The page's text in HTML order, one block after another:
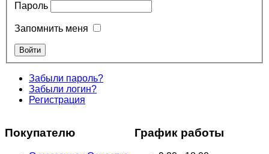
Пароль
Запомнить меня
Забыли пароль?
Забыли логин?
Регистрация
Покупателю График работы